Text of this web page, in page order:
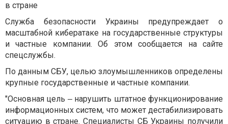
в стране
Служба безопасности Украины предупреждает о
масштабной кибератаке на государственные структуры
и частные компании. Об этом сообщается на сайте
спецслужбы.
По данным СБУ, целью злоумышленников определены
крупные государственные и частные компании.
"Основная цель ‒ нарушить штатное функционирование
информационных систем, что может дестабилизировать
ситуацию в стране. Специалисты СБ Украины получили